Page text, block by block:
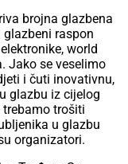
brojna glazbena
raspon
world
Jako se veselimo
i čuti inovativnu,
glazbu iz cijelog
trebamo trošiti
u glazbu
organizatori.